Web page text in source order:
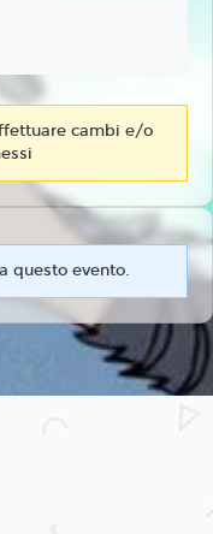
cambi e/o
questo evento.